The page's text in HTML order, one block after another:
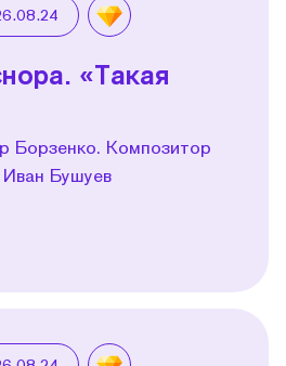
«Такая
Борзенко. Композитор
Бушуев